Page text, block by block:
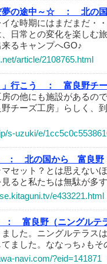
夢の途中～☆ ：
北の
な時期にはまだまだ・
日常との変化を楽しむ
るキャンプへGO♪
article/2108765.html
」行こう ：
富良野チ
の他にも施設があるの
チーズ工房」らしく、
s-uzuki/e/
：
北の国から 富良野
セット？とは思えない
ると私たちは無駄が多
e433221.html
富良野（ニングルテ
した。ニングルテラス
ました。ななっち♪もそ
navi.com/?eid=141871